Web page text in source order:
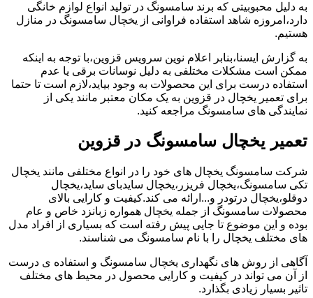
به دلیل محبوبیتی که برند سامسونگ در تولید انواع لوازم خانگی
دارد،امروزه شاهد استفاده فراوانی از یخچال سامسونگ در منازل
هستیم.
به گزارش ایسنا،بنابر اعلام نوین سرویس قزوین،با توجه به اینکه
ممکن است مشکلات مختلفی به دلیل نوسانات برقی یا عدم
استفاده درست برای این محصولات به وجود بیاید،لازم است تا حتما
برای تعمیر یخچال در قزوین به یک مکان معتبر مانند یکی از
نمایندگی های سامسونگ مراجعه کنید.
تعمیر یخچال سامسونگ در قزوین
شرکت سامسونگ یخچال های خود را در انواع مختلفی مانند یخچال
تکی سامسونگ،یخچال فریزر،یخچال سایدبای ساید،یخچال
دوقلو،یخچال درتودر و...ارائه می کند.کیفیت و کارایی بالای
محصولات سامسونگ از جمله یخچال همواره زبانزد خاص و عام
بوده و این موضوع تا جایی پیش رفته است که بسیاری از افراد مدل
های مختلف یخچال را با نام سامسونگ می شناسند.
آگاهی از روش های نگهداری یخچال سامسونگ و استفاده ی درست
از آن می تواند در کیفیت و کارایی محصول در محیط های مختلف
تاثیر بسیار زیادی بگذارد.